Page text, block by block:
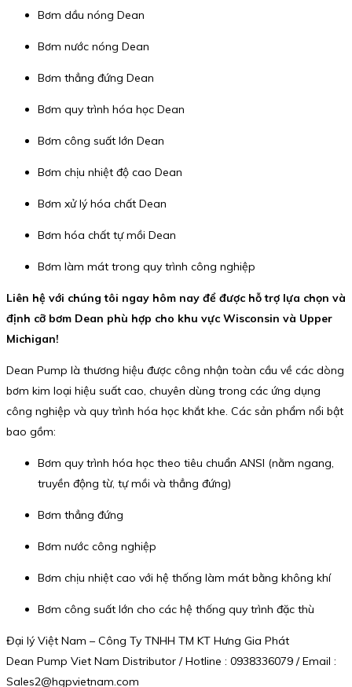
Bơm dầu nóng Dean
Bơm nước nóng Dean
Bơm thẳng đứng Dean
Bơm quy trình hóa học Dean
Bơm công suất lớn Dean
Bơm chịu nhiệt độ cao Dean
Bơm xử lý hóa chất Dean
Bơm hóa chất tự mồi Dean
Bơm làm mát trong quy trình công nghiệp
Liên hệ với chúng tôi ngay hôm nay để được hỗ trợ lựa chọn và
định cỡ bơm Dean phù hợp cho khu vực Wisconsin và Upper
Michigan!
Dean Pump là thương hiệu được công nhận toàn cầu về các dòng
bơm kim loại hiệu suất cao, chuyên dùng trong các ứng dụng
công nghiệp và quy trình hóa học khắt khe. Các sản phẩm nổi bật
bao gồm:
Bơm quy trình hóa học theo tiêu chuẩn ANSI (nằm ngang,
truyền động từ, tự mồi và thẳng đứng)
Bơm thẳng đứng
Bơm nước công nghiệp
Bơm chịu nhiệt cao với hệ thống làm mát bằng không khí
Bơm công suất lớn cho các hệ thống quy trình đặc thù
Đại lý Việt Nam – Công Ty TNHH TM KT Hưng Gia Phát
Dean Pump Viet Nam Distributor / Hotline : 0938336079 / Email :
Sales2@hgpvietnam.com